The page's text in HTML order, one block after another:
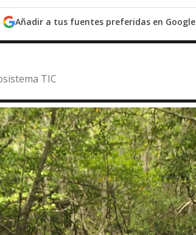
Añadir a tus fuentes preferidas en Google
TIC